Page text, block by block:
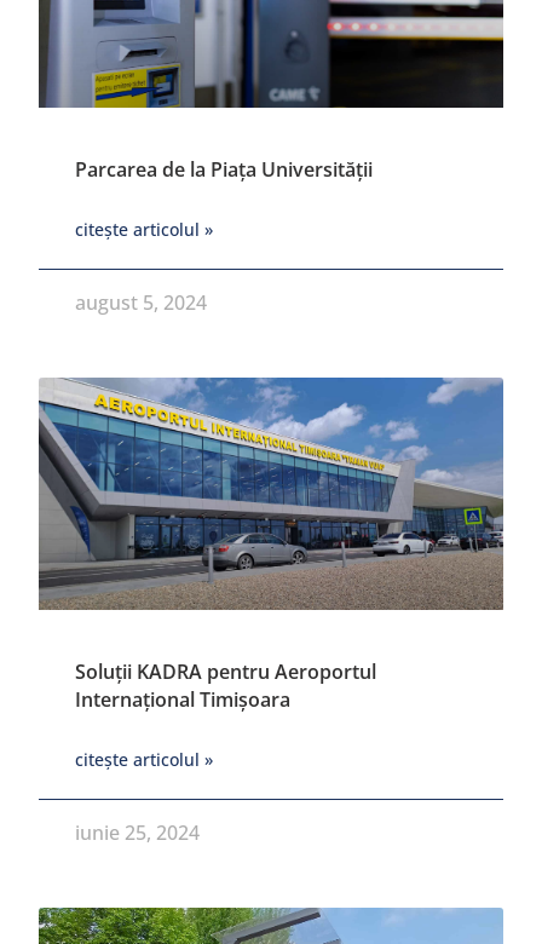
Parcarea de la Piața Universității
citește articolul »
august 5, 2024
Soluții KADRA pentru Aeroportul
Internațional Timișoara
citește articolul »
iunie 25, 2024